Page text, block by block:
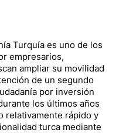
Turquía es uno de los
empresarios,
ampliar su movilidad
de un segundo
por inversión
los últimos años
relativamente rápido y
turca mediante